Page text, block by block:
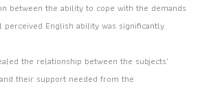
between the ability to cope with the demands
English ability was significantly
the relationship between the subjects'
their support needed from the